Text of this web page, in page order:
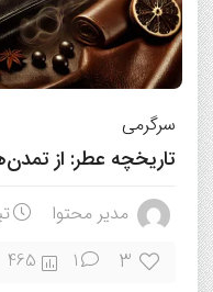
سرگرمی
تاریخچه عطر: از
مدیر محتوا تیر
3
1
465